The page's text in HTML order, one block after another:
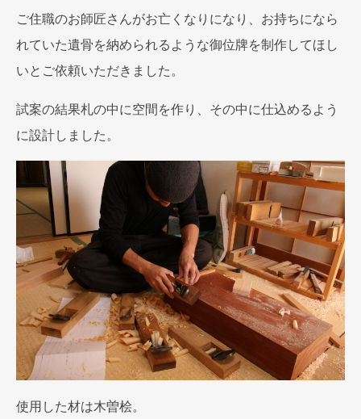
ご住職のお師匠さんがお亡くなりになり、お持ちになら
れていた遺骨を納められるような御位牌を制作してほし
いとご依頼いただきました。
試案の結果札の中に空間を作り、その中に仕込めるよう
に設計しました。
使用した材は木曽桧。